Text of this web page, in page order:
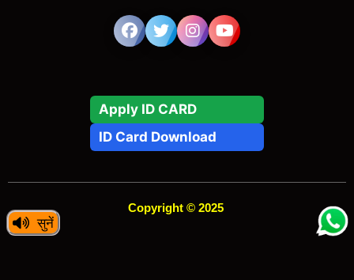
सुनें
Apply ID CARD
ID Card Download
Copyright © 2025